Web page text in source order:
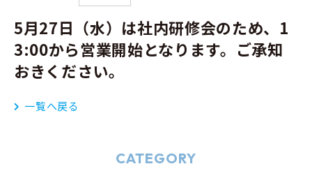
5月27日（水）は社内研修会のため、1
3:00から営業開始となります。ご承知
おきください。
一覧へ戻る
CATEGORY